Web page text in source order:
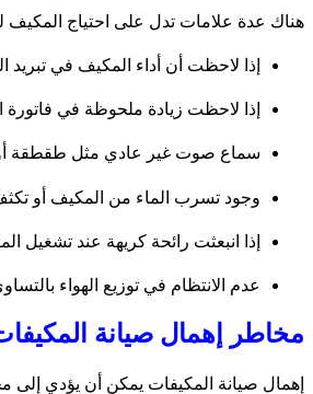
هناك عدة علامات تدل على احتياج المكيف
إذا لاحظت أن أداء المكيف في
إذا لاحظت زيادة ملحوظة في فاتورة
سماع صوت غير عادي مثل طقطقة أو
وجود تسرب الماء من المكيف أو
إذا انبعثت رائحة كريهة عند تشغيل
عدم الانتظام في توزيع الهواء
مخاطر إهمال صيانة
إهمال صيانة المكيفات يمكن أن يؤدي إلى